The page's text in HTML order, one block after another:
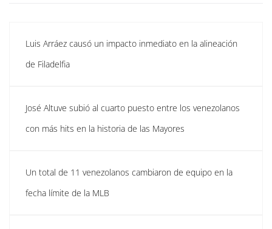
Luis Arráez causó un impacto inmediato en la alineación
de Filadelfia
José Altuve subió al cuarto puesto entre los venezolanos
con más hits en la historia de las Mayores
Un total de 11 venezolanos cambiaron de equipo en la
fecha límite de la MLB